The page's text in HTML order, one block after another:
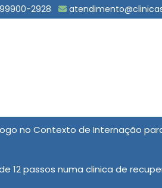
99900-2928
no Contexto de Internação
12 passos numa clinica de
Quimicos